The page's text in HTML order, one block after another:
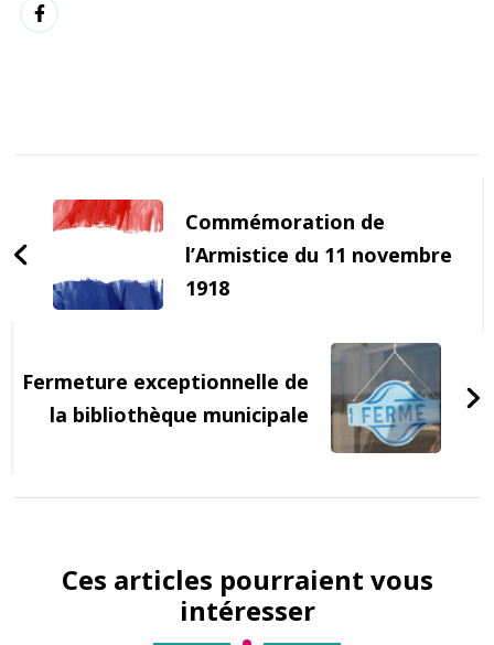
NavigationCommémoration de
l’Armistice du 11 novembre
1918
Fermeture exceptionnelle de
la bibliothèque municipale
Ces articles pourraient vous
intéresser